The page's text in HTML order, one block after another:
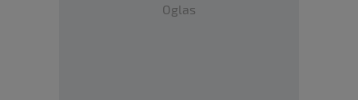
Oglas